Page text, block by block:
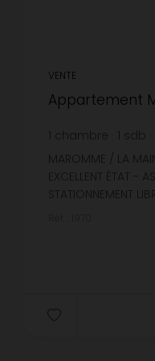
VENTE
Appartement
1 chambre 1 sdb
1 447,2 €
prix / m²
MAROMME / LA
EXCELLENT ÉTAT -
STATIONNEMENT